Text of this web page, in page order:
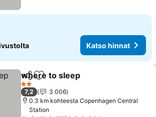
Katso hinnat
Jaa Lisää suosikkeihin
where to sleep
2 Tähtiluokitus
7,2
3 006
0.3 km kohteesta Copenhagen Central
Station